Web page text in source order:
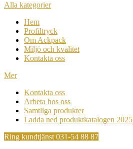
Alla kategorier
Hem
Profiltryck
Om Ackpack
Miljö och kvalitet
Kontakta oss
Mer
Kontakta oss
Arbeta hos oss
Samtliga produkter
Ladda ned produktkatalogen 2025
Ring kundtjänst 031-54 88 87